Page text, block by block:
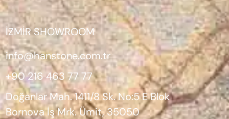
İZMİR SHOWROOM
info@hanstone.com.tr
+90 216 463 77 77
Doğanlar Mah. 1411/8 Sk. No:5 E Blok
Bornova İş Mrk. Ümit, 35050